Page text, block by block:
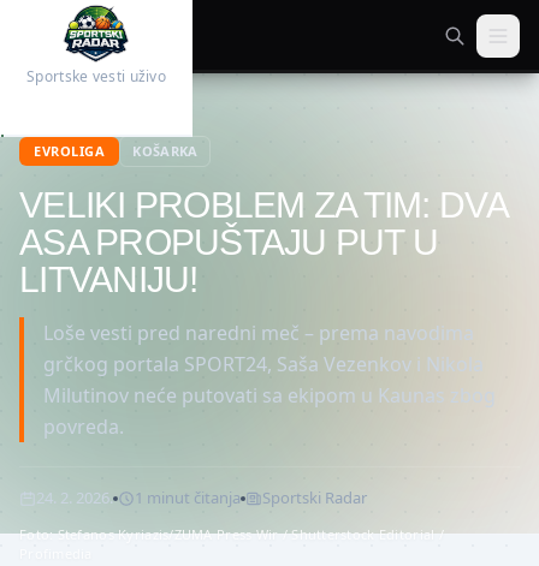
Sportske vesti uživo
EVROLIGA KOŠARKA
VELIKI PROBLEM ZA TIM: DVA
ASA PROPUŠTAJU PUT U
LITVANIJU!
Loše vesti pred naredni meč – prema navodima
grčkog portala SPORT24, Saša Vezenkov i Nikola
Milutinov neće putovati sa ekipom u Kaunas zbog
povreda.
24. 2. 2026. 1 minut čitanja Sportski Radar
Foto:Stefanos Kyriazis/ZUMA Press Wir / Shutterstock Editorial /